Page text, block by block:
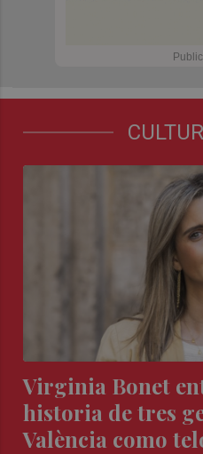
Virginia Bonet
historia de tres
València como